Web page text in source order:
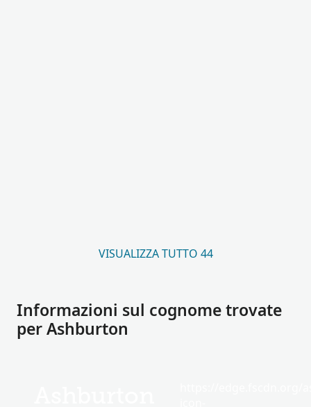
VISUALIZZA TUTTO 44
Informazioni sul cognome trovate
per Ashburton